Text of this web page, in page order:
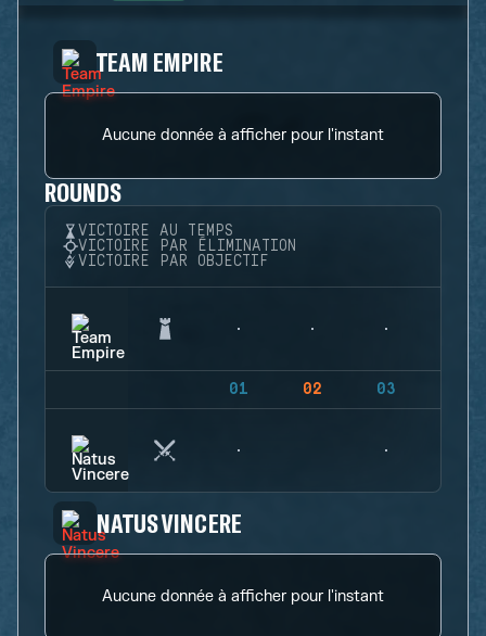
TEAM EMPIRE
Aucune donnée à afficher pour l'instant
ROUNDS
VICTOIRE AU TEMPS
VICTOIRE PAR ÉLIMINATION
VICTOIRE PAR OBJECTIF
01 02 03
NATUS VINCERE
Aucune donnée à afficher pour l'instant